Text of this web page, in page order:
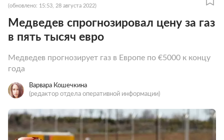
(обновлено: 15:53, 28 августа 2022)
Медведев спрогнозировал цену за газ
в пять тысяч евро
Медведев прогнозирует газ в Европе по €5000 к концу
года
Варвара Кошечкина
(редактор отдела оперативной информации)